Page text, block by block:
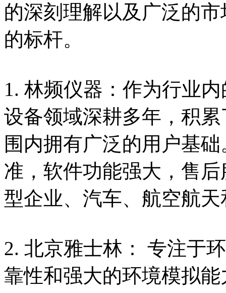
的深刻理解以及广泛的
的标杆。
1. 林频仪器：作为行业
设备领域深耕多年，积
围内拥有广泛的用户基
准，软件功能强大，售
型企业、汽车、航空航
2. 北京雅士林： 专注于
靠性和强大的环境模拟